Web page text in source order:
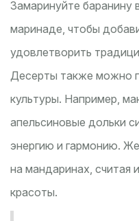
Замаринуйте баранину
маринаде, чтобы
удовлетворить
Десерты также можно
культуры. Например,
апельсиновые дольки
энергию и гармонию.
на мандаринах, считая
красоты.